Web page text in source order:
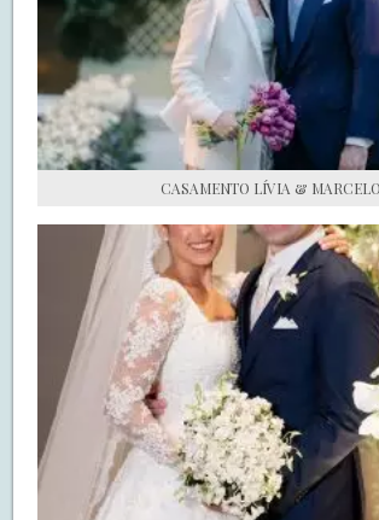
S.O.S CASADAS
FALE COM O SAY I DO
CASAMENTO LÍVIA & MARCELO